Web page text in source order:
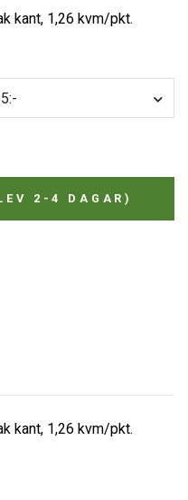
kant, 1,26 kvm/pkt.
2-4 DAGAR)
kant, 1,26 kvm/pkt.